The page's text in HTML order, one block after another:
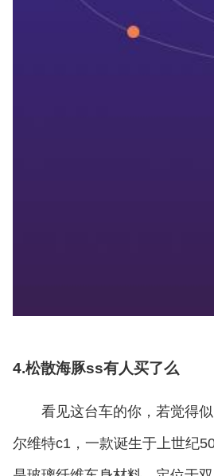
4.松散海豚ss有人买了么
看见这台车的你，若觉得
尔维特c1，一款诞生于上世纪